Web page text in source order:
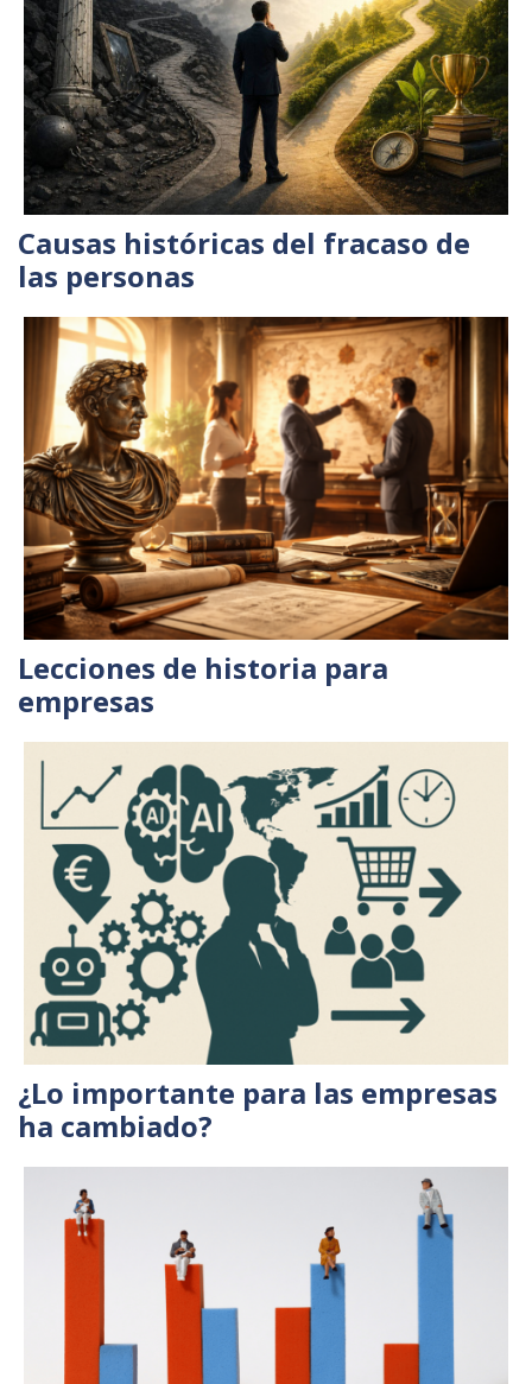
Causas históricas del fracaso de
las personas
Lecciones de historia para
empresas
¿Lo importante para las empresas
ha cambiado?